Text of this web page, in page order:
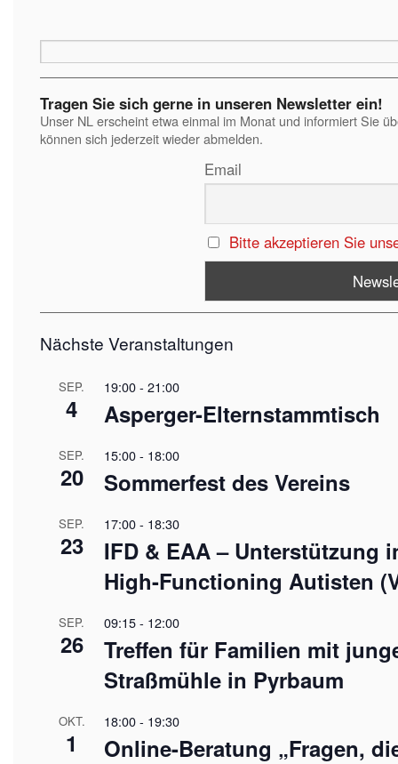
Tragen Sie sich gerne in unseren Newsletter ein!
Unser NL erscheint etwa einmal im Monat und informiert Sie
können sich jederzeit wieder abmelden.
Email
Bitte akzeptieren Sie
Nächste Veranstaltungen
SEP.
4
19:00- 21:00
Asperger-Elternstammtisch
SEP.
20
15:00- 18:00
Sommerfest des Vereins
SEP.
23
17:00- 18:30
IFD & EAA –
High-Functioning Autisten
SEP.
26
09:15- 12:00
Treffen für Familien mit
Straßmühle in Pyrbaum
OKT.
1
18:00- 19:30
Online-Beratung „Fragen,